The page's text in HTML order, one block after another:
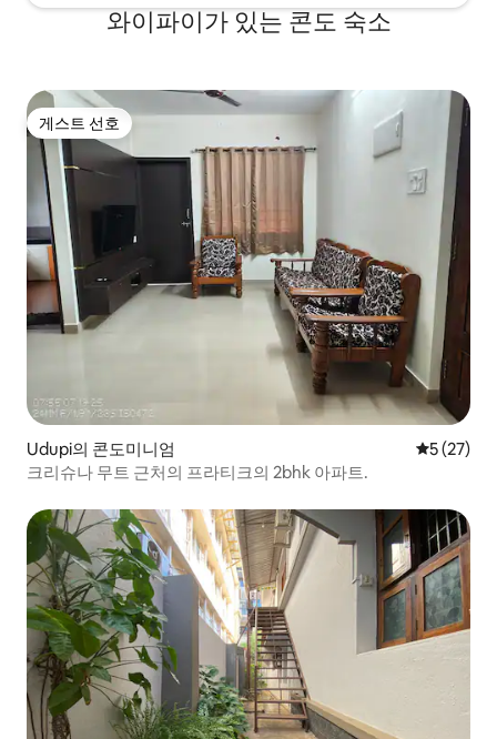
와이파이가 있는 콘도 숙소
게스트 선호
게스트 선호
Udupi의 콘도미니엄 평점 5점
5 (27)
크리슈나 무트 근처의 프라티크의 2bhk 아파트.